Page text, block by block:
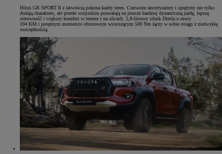
Hilux GR SPORT II z łatwością pokona każdy teren. Czerwone amortyzatory i sprężyny nie tylko
dodają charakteru, ale przede wszystkim pozwalają na jeszcze bardziej dynamiczną jazdę, lepszą
sterowność i większy komfort w terenie i na ulicach. 2,8-litrowy silnik Diesla o mocy
204 KM i potężnym momencie obrotowym wynoszącym 500 Nm łączy w sobie osiągi z niezwykłą
oszczędnością.